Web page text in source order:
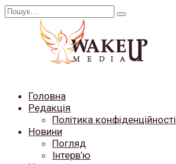
Перейти
Search
Головна
Редакція
Політика конфіденційності
Новини
Погляд
Інтерв’ю